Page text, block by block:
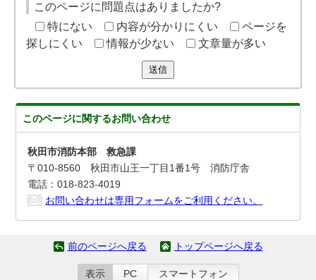
このページに問題点はありましたか?
特にない
内容が分かりにくい
ページを
探しにくい
情報が少ない 文章量が多い
送信
このページに関するお問い合わせ
秋田市消防本部 救急課
〒010-8560 秋田市山王一丁目1番1号 消防庁舎
電話：018-823-4019
お問い合わせは専用フォームをご利用ください。
前のページへ戻る トップページへ戻る
表示 PC スマートフォン